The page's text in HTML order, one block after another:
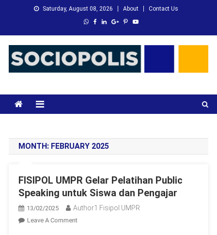
Saturday, August 08, 2026 About Contact Us
MONTH: FEBRUARY 2025
FISIPOL UMPR Gelar Pelatihan Public
Speaking untuk Siswa dan Pengajar
13/02/2025 Author1 Fisipol UMPR
Leave A CommentOn